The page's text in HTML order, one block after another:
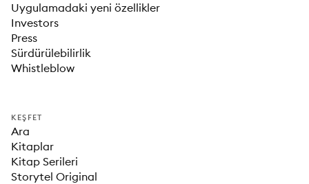
Uygulamadaki yeni özellikler
Investors
Press
Sürdürülebilirlik
Whistleblow
KEŞFET
Ara
Kitaplar
Kitap Serileri
Storytel Original